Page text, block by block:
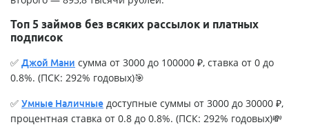
Топ 5 займов без всяких рассылок и платных
подписок
✅ Джой Мани сумма от 3000 до 100000 ₽, ставка от 0 до
0.8%. (ПСК: 292% годовых)🎯
✅ Умные Наличные доступные суммы от 3000 до 30000 ₽,
процентная ставка от 0.8 до 0.8%. (ПСК: 292% годовых)💸